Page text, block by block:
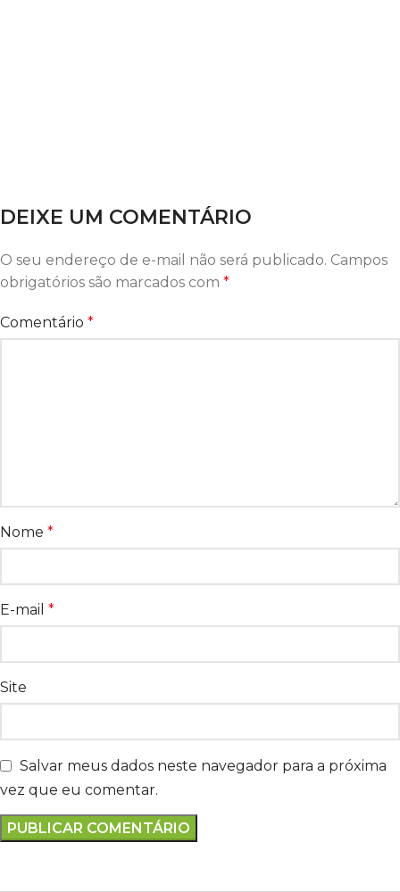
DEIXE UM COMENTÁRIO
O seu endereço de e-mail não será publicado. Campos
obrigatórios são marcados com *
Comentário *
Nome *
E-mail *
Site
Salvar meus dados neste navegador para a próxima
vez que eu comentar.